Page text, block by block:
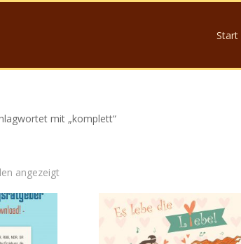
Start
mit „komplett“
angezeigt